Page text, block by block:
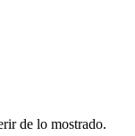
de lo mostrado.